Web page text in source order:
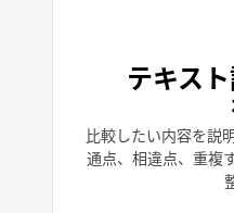
テキス
比較したい内容を説
通点、相違点、重複